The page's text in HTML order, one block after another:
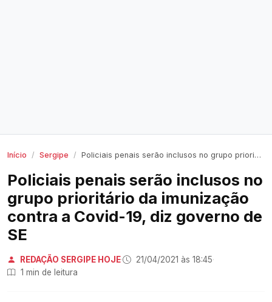
Início Sergipe Policiais penais serão inclusos no grupo prioritário da imunização contra a Covid-19, diz governo de SE
Policiais penais serão inclusos no
grupo prioritário da imunização
contra a Covid-19, diz governo de
SE
REDAÇÃO SERGIPE HOJE· 21/04/2021 às 18:45·
1 min de leitura